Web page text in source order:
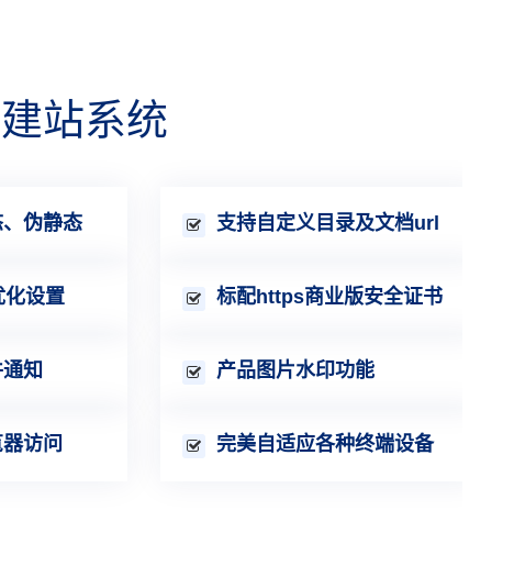
站系统
伪静态 支持自定义目录及文档url
化设置 标配https商业版安全证书
知 产品图片水印功能
访问 完美自适应各种终端设备